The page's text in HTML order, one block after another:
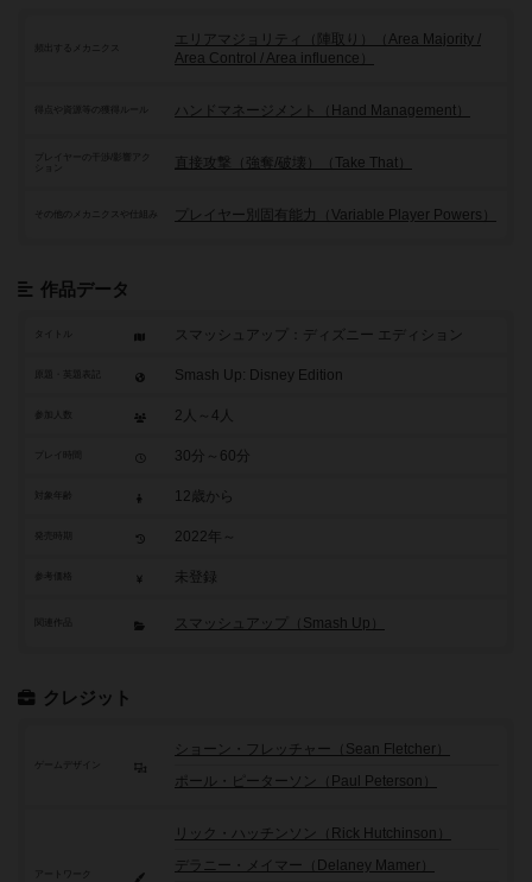
頻出するメカニクス
エリアマジョリティ（陣取り）（Area Majority /
Area Control / Area influence）
ハンドマネージメント（Hand Management）
プレイヤーの干渉/影響アク
直接攻撃（強奪/破壊）（Take That）
その他のメカニクスや仕組み プレイヤー別固有能力（Variable Player Powers）
作品データ
タイトル スマッシュアップ：ディズニー エディション
Smash Up: Disney Edition
参加人数 2人～4人
30分～60分
12歳から
2022年～
参考価格 未登録
関連作品 スマッシュアップ（Smash Up）
クレジット
ゲームデザイン
ショーン・フレッチャー（Sean Fletcher）
ポール・ピーターソン（Paul Peterson）
アートワーク
リック・ハッチンソン（Rick Hutchinson）
デラニー・メイマー（Delaney Mamer）